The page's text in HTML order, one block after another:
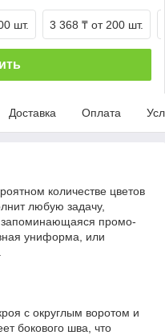
шт. 3 368 ₸ от 200 шт.
Доставка Оплата
количестве цветов
любую задачу,
запоминающаяся промо-
униформа, или
с округлым воротом и
бокового шва, что